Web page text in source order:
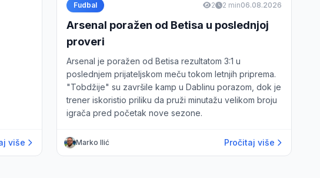
više
Fudbal 2 2 min06.08.2026
Arsenal poražen od Betisa u poslednjoj
proveri
Arsenal je poražen od Betisa rezultatom 3:1 u
poslednjem prijateljskom meču tokom letnjih priprema.
"Tobdžije" su završile kamp u Dablinu porazom, dok je
trener iskoristio priliku da pruži minutažu velikom broju
igrača pred početak nove sezone.
Marko Ilić Pročitaj više